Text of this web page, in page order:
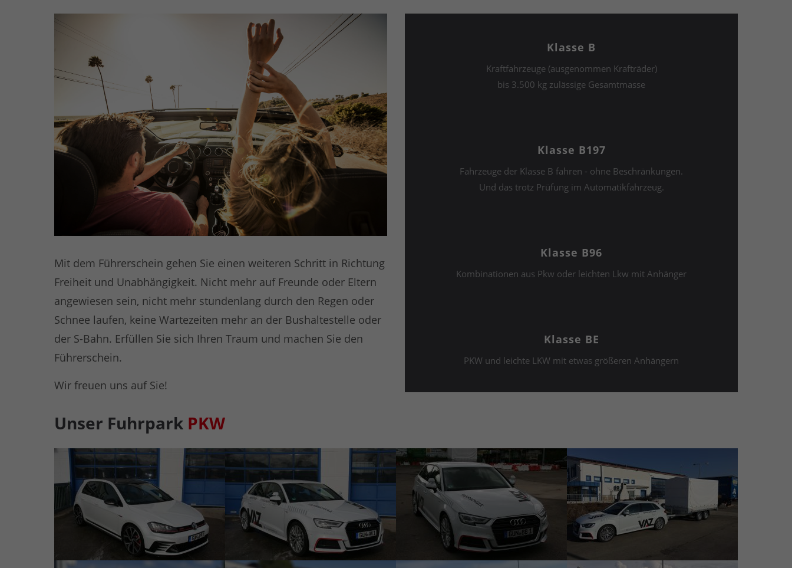
Mit dem Führerschein gehen Sie einen weiteren Schritt in Richtung
Freiheit und Unabhängigkeit. Nicht mehr auf Freunde oder Eltern
angewiesen sein, nicht mehr stundenlang durch den Regen oder
Schnee laufen, keine Wartezeiten mehr an der Bushaltestelle oder
der S-Bahn. Erfüllen Sie sich Ihren Traum und machen Sie den
Führerschein.
Wir freuen uns auf Sie!
Klasse B
Kraftfahrzeuge (ausgenommen Krafträder)
bis 3.500 kg zulässige Gesamtmasse
Klasse B197
Fahrzeuge der Klasse B fahren - ohne Beschränkungen.
Und das trotz Prüfung im Automatikfahrzeug.
Klasse B96
Kombinationen aus Pkw oder leichten Lkw mit Anhänger
Klasse BE
PKW und leichte LKW mit etwas größeren Anhängern
Unser Fuhrpark PKW